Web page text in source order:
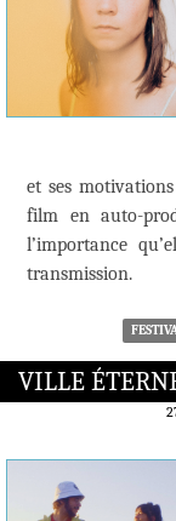
et ses
film en auto-
l’importance
transmission.
VILLE